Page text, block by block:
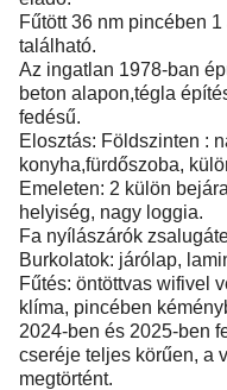
Fűtött 36 nm pincében
található.
Az ingatlan 1978-ban
beton alapon,tégla
fedésű.
Elosztás: Földszinten :
konyha,fürdőszoba,
Emeleten: 2 külön
helyiség, nagy loggia.
Fa nyílászárók
Burkolatok: járólap,
Fűtés: öntöttvas wifivel
klíma, pincében
2024-ben és 2025-ben
cseréje teljes körűen, a
megtörtént.